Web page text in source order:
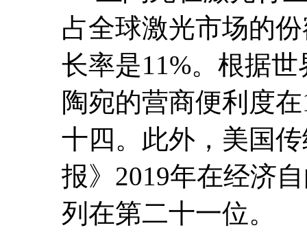
占全球激光市场的
长率是11%。根据
陶宛的营商便利度
十四。此外，美国
报》2019年在经济
列在第二十一位。